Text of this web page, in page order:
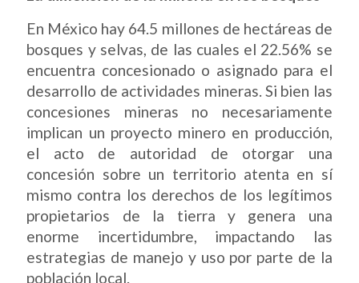
En México hay 64.5 millones de hectáreas de
bosques y selvas, de las cuales el 22.56% se
encuentra concesionado o asignado para el
desarrollo de actividades mineras. Si bien las
concesiones mineras no necesariamente
implican un proyecto minero en producción,
el acto de autoridad de otorgar una
concesión sobre un territorio atenta en sí
mismo contra los derechos de los legítimos
propietarios de la tierra y genera una
enorme incertidumbre, impactando las
estrategias de manejo y uso por parte de la
población local.